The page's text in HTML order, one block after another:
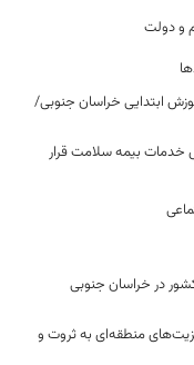
و دولت
ابتدایی خراسان جنوبی/
خدمات بیمه سلامت قرار
در خراسان جنوبی
منطقه‌ای به ثروت و